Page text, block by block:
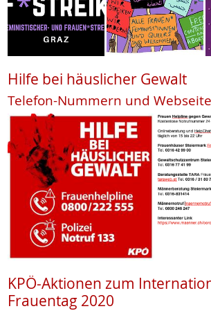
Hilfe bei häuslicher Gewalt
Telefon-Nummern und
KPÖ-Aktionen zum
Frauentag 2020